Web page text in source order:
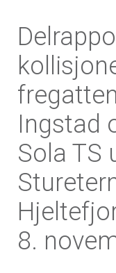
Ingstad
Sola TS
8.